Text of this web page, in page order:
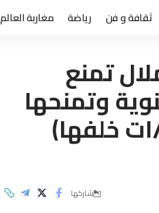
ثقافة و فن رياضة مغاربة العالم
تمنع
وتمنحها
خلفها)
شاركها